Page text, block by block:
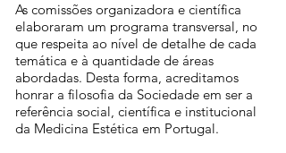
As comissões organizadora e científica
elaboraram um programa transversal, no
que respeita ao nível de detalhe de cada
temática e à quantidade de áreas
abordadas. Desta forma, acreditamos
honrar a filosofia da Sociedade em ser a
referência social, científica e institucional
da Medicina Estética em Portugal.